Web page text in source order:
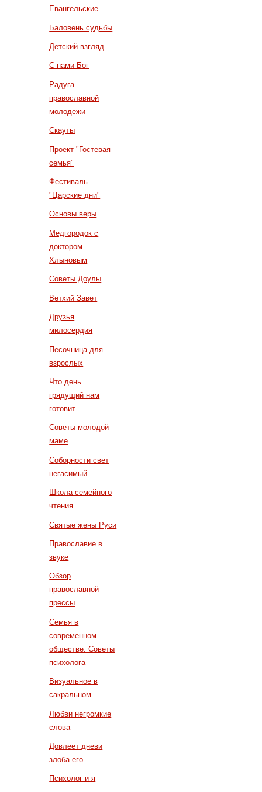
Евангельские
Баловень судьбы
Детский взгляд
С нами Бог
Радуга
православной
молодежи
Скауты
Проект "Гостевая
семья"
Фестиваль
"Царские дни"
Основы веры
Медгородок с
доктором
Хлыновым
Советы Доулы
Ветхий Завет
Друзья
милосердия
Песочница для
взрослых
Что день
грядущий нам
готовит
Советы молодой
маме
Соборности свет
негасимый
Школа семейного
чтения
Святые жены Руси
Православие в
звуке
Обзор
православной
прессы
Семья в
современном
обществе. Советы
психолога
Визуальное в
сакральном
Любви негромкие
слова
Довлеет дневи
злоба его
Психолог и я